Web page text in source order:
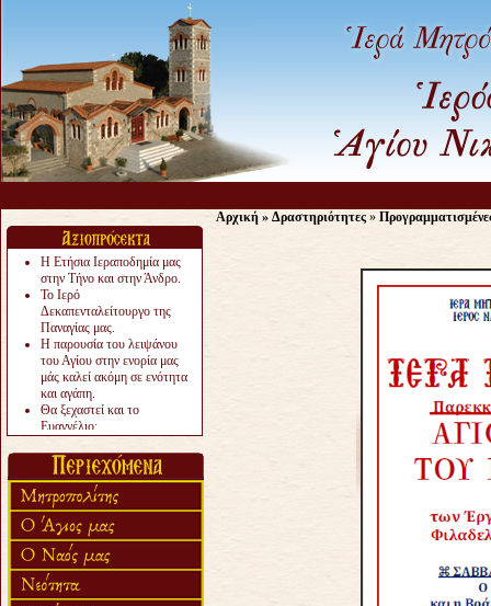
Η Ετήσια Ιεραποδημία μας
στην Τήνο και στην Άνδρο.
Το Ιερό
Δεκαπενταλείτουργο της
Παναγίας μας.
Η παρουσία του λειψάνου
του Αγίου στην ενορία μας
μάς καλεί ακόμη σε ενότητα
και αγάπη.
Θα ξεχαστεί και το
Ευαγγέλιο;
«πολύ αργά».
Ζητείται....
Αρχική » Δραστηριότητες »